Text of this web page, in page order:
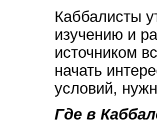
Каббалисты
изучению и
источником
начать
условий,
Где в